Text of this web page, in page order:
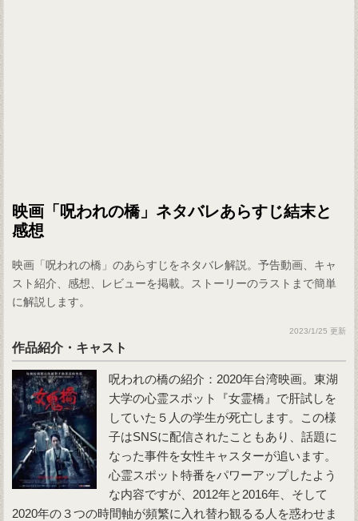
映画「呪われの橋」ネタバレあらすじ結末と
感想
映画「呪われの橋」のあらすじをネタバレ解説。予告動画、キャ
スト紹介、感想、レビューを掲載。ストーリーのラストまで簡単
に解説します。
2023/1/25 更新
作品紹介・キャスト
呪われの橋の紹介：2020年台湾映画。東湖
大学の心霊スポット『女霊橋』で肝試しを
していた５人の学生が死亡します。この様
子はSNSに配信されたこともあり、話題に
なった事件を女性キャスターが追います。
心霊スポット特番をパワーアップしたよう
な内容ですが、2012年と2016年、そして
2020年の３つの時間軸が頻繁に入れ替わ観るる人を惑わせま